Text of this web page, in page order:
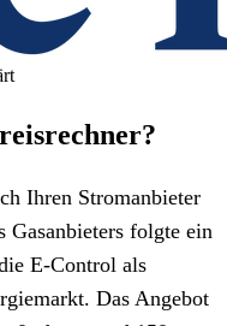
Ihren Stromanbieter
folgte ein
E-Control als
Das Angebot